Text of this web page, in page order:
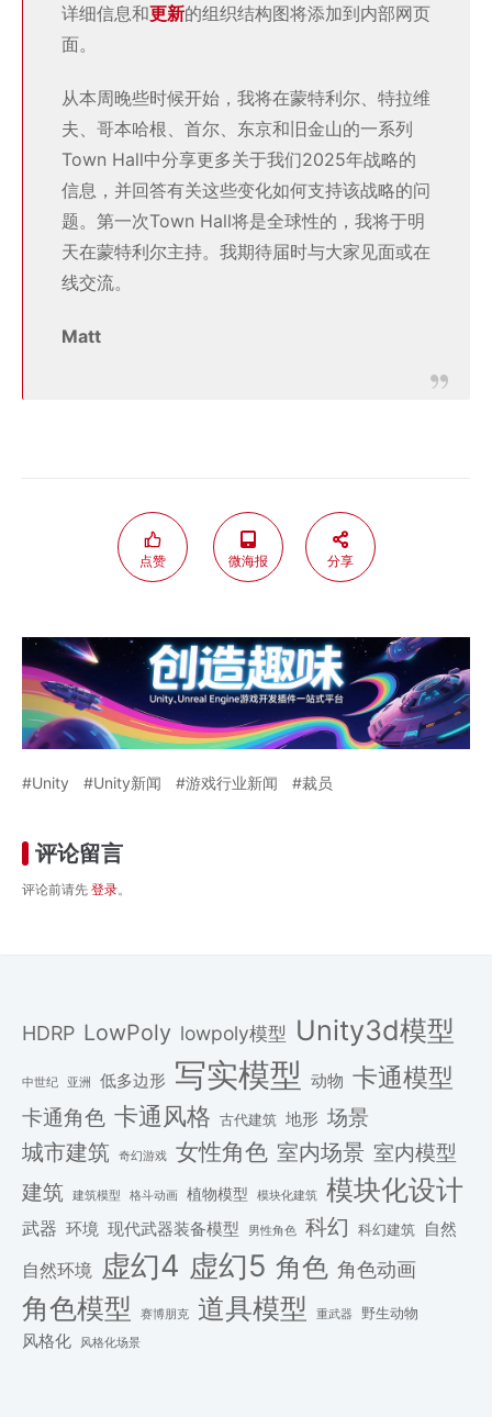
详细信息和更新的组织结构图将添加到内部网页
面。
从本周晚些时候开始，我将在蒙特利尔、特拉维
夫、哥本哈根、首尔、东京和旧金山的一系列
Town Hall中分享更多关于我们2025年战略的
信息，并回答有关这些变化如何支持该战略的问
题。第一次Town Hall将是全球性的，我将于明
天在蒙特利尔主持。我期待届时与大家见面或在
线交流。
Matt
点赞 微海报 分享
Unity Unity新闻 游戏行业新闻 裁员
评论留言
评论前请先 登录。
HDRP LowPoly lowpoly模型 Unity3d模型
中世纪 亚洲 低多边形 写实模型 动物 卡通模型
卡通角色 卡通风格 古代建筑 地形 场景
城市建筑
奇幻游戏 女性角色 室内场景 室内模型
建筑 建筑模型 格斗动画 植物模型 模块化建筑 模块化设计
武器 环境 现代武器装备模型 男性角色 科幻 科幻建筑 自然
自然环境 虚幻4 虚幻5 角色 角色动画
角色模型 赛博朋克 道具模型 重武器 野生动物
风格化 风格化场景